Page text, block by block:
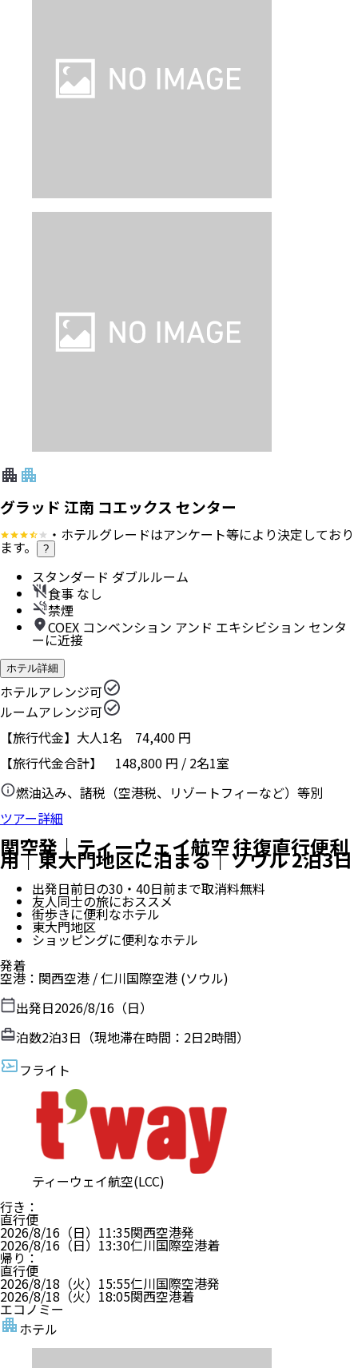
グラッド 江南 コエックス センター
・ホテルグレードはアンケート等により決定しており
ます。 ?
スタンダード ダブルルーム
食事 なし
禁煙
COEX コンベンション アンド エキシビション センタ
ーに近接
ホテル詳細
ホテルアレンジ可
ルームアレンジ可
【旅行代金】大人1名 74,400 円
【旅行代金合計】 148,800 円 / 2名1室
燃油込み、諸税（空港税、リゾートフィーなど）等別
ツアー詳細
関空発｜ティーウェイ航空 往復直行便利
用｜東大門地区に泊まる｜ソウル 2泊3日
出発日前日の30・40日前まで取消料無料
友人同士の旅におススメ
街歩きに便利なホテル
東大門地区
ショッピングに便利なホテル
発着
空港 ： 関西空港 /仁川国際空港 (ソウル)
出発日2026/8/16（日）
泊数2泊3日（現地滞在時間： 2日2時間）
フライト
ティーウェイ航空(LCC)
行き ：
直行便
2026/8/16（日） 11:35関西空港発
2026/8/16（日） 13:30仁川国際空港着
帰り ：
直行便
2026/8/18（火） 15:55仁川国際空港発
2026/8/18（火） 18:05関西空港着
エコノミー
ホテル